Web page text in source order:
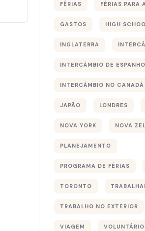
FÉRIAS FÉRIAS PARA
GASTOS HIGH
INGLATERRA
INTERCÂMBIO DE
INTERCÂMBIO NO CANADÁ
JAPÃO LONDRES
NOVA YORK NOVA
PLANEJAMENTO
PROGRAMA DE FÉRIAS
TORONTO
TRABALHO NO EXTERIOR
VIAGEM VOLUNTÁRIO